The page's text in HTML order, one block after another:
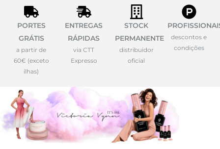
PORTES
GRÁTIS
a partir de
60€ (exceto
ilhas)
ENTREGAS
RÁPIDAS
via CTT
Expresso
STOCK
PERMANENTE
distribuidor
oficial
descontos e
condições